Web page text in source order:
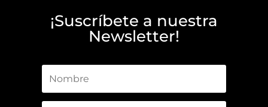
¡Suscríbete a nuestra
Newsletter!